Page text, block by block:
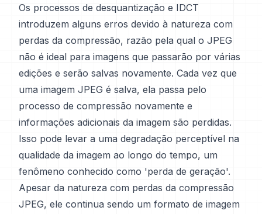
Os processos de desquantização e IDCT
introduzem alguns erros devido à natureza com
perdas da compressão, razão pela qual o JPEG
não é ideal para imagens que passarão por várias
edições e serão salvas novamente. Cada vez que
uma imagem JPEG é salva, ela passa pelo
processo de compressão novamente e
informações adicionais da imagem são perdidas.
Isso pode levar a uma degradação perceptível na
qualidade da imagem ao longo do tempo, um
fenômeno conhecido como 'perda de geração'.
Apesar da natureza com perdas da compressão
JPEG, ele continua sendo um formato de imagem